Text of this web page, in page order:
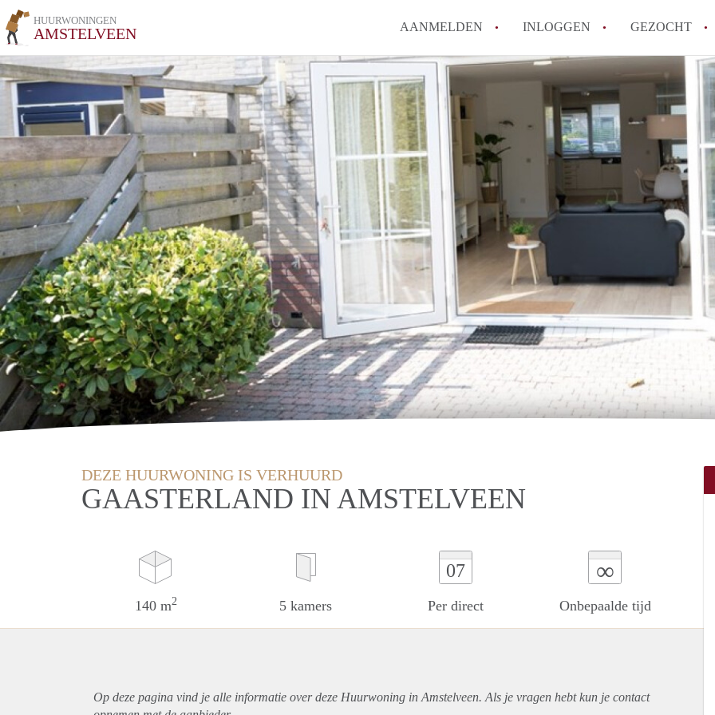
HUURWONINGEN
AMSTELVEEN AANMELDEN INLOGGEN GEZOCHT
DEZE HUURWONING IS VERHUURD
GAASTERLAND IN AMSTELVEEN
140 m2 5 kamers
07
Per direct
∞
Onbepaalde tijd
Op deze pagina vind je alle informatie over deze Huurwoning in Amstelveen. Als je vragen hebt kun je contact